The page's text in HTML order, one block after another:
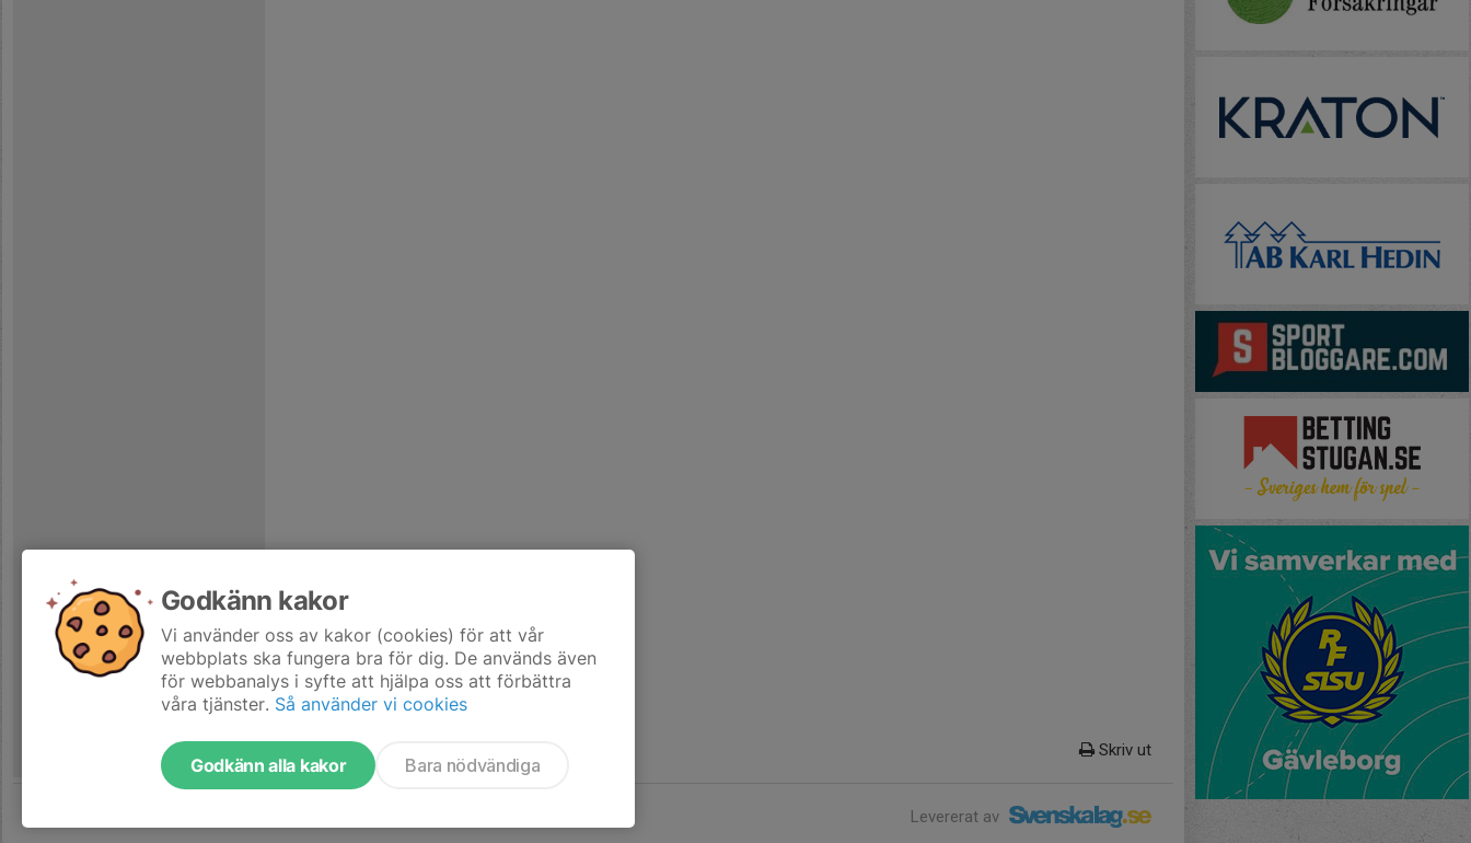
Skriv ut
Levererat av
Godkänn kakor
Vi använder oss av kakor (cookies) för att vår
webbplats ska fungera bra för dig. De används även
för webbanalys i syfte att hjälpa oss att förbättra
våra tjänster. Så använder vi cookies
Godkänn alla kakor Bara nödvändiga